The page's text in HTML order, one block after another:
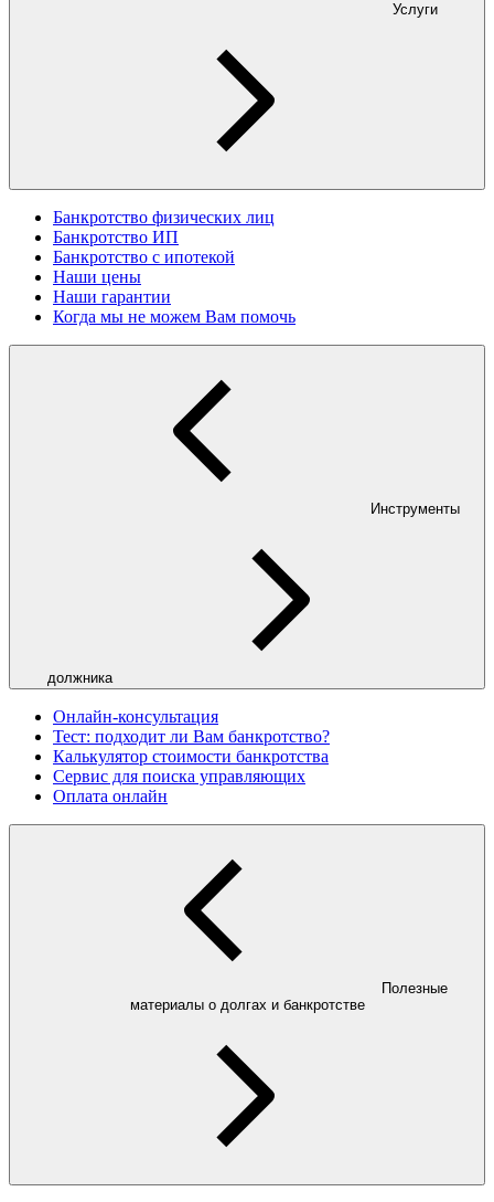
Услуги
Банкротство физических лиц
Банкротство ИП
Банкротство с ипотекой
Наши цены
Наши гарантии
Когда мы не можем Вам помочь
Инструменты
должника
Онлайн-консультация
Тест: подходит ли Вам банкротство?
Калькулятор стоимости банкротства
Сервис для поиска управляющих
Оплата онлайн
Полезные
материалы о долгах и банкротстве